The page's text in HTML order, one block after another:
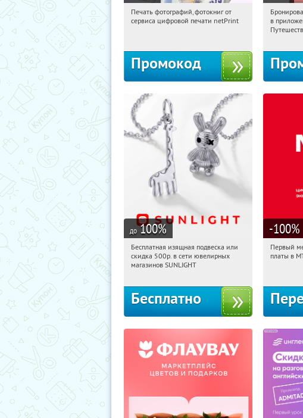
12:58:26 Получили:
Печать фотографий, фотокниг от
сервиса цифровой печати netPrint
Промокод
Россия
в
до 100%
12:58:26 Получили:
Россия
Бесплатная изящная подвеска или
скидка 500р. в сети ювелирных
магазинов SUNLIGHT
Бесплатно
-100%
Первый
платы в